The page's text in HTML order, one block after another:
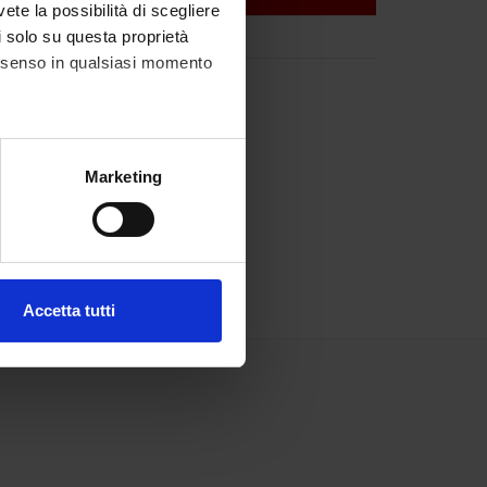
la possibilità di scegliere
su questa proprietà
in qualsiasi momento
metro,Marketing
Accetta tutti